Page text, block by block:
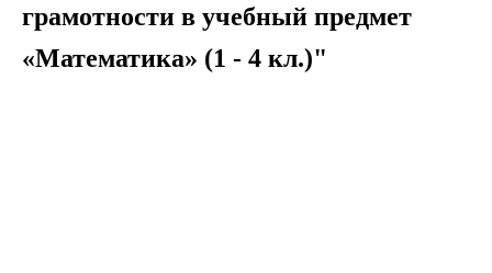
грамотности в учебный предмет
«Математика» (1 - 4 кл.)"